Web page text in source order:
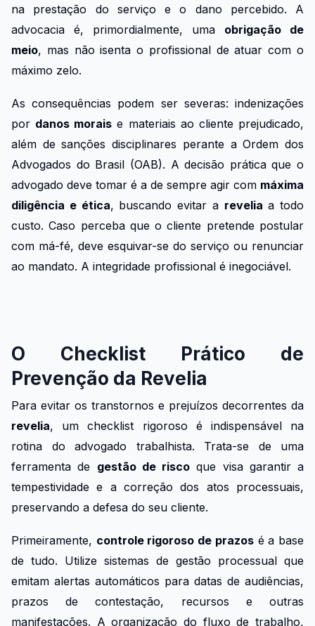
na prestação do serviço e o dano percebido. A
advocacia é, primordialmente, uma obrigação de
meio, mas não isenta o profissional de atuar com o
máximo zelo.
As consequências podem ser severas: indenizações
por danos morais e materiais ao cliente prejudicado,
além de sanções disciplinares perante a Ordem dos
Advogados do Brasil (OAB). A decisão prática que o
advogado deve tomar é a de sempre agir com máxima
diligência e ética, buscando evitar a revelia a todo
custo. Caso perceba que o cliente pretende postular
com má-fé, deve esquivar-se do serviço ou renunciar
ao mandato. A integridade profissional é inegociável.
O Checklist Prático de
Prevenção da Revelia
Para evitar os transtornos e prejuízos decorrentes da
revelia, um checklist rigoroso é indispensável na
rotina do advogado trabalhista. Trata-se de uma
ferramenta de gestão de risco que visa garantir a
tempestividade e a correção dos atos processuais,
preservando a defesa do seu cliente.
Primeiramente, controle rigoroso de prazosé a base
de tudo. Utilize sistemas de gestão processual que
emitam alertas automáticos para datas de audiências,
prazos de contestação, recursos e outras
manifestações. A organização do fluxo de trabalho,